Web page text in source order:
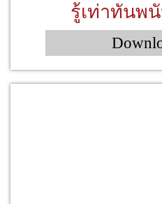
รู้เท่าทันพ